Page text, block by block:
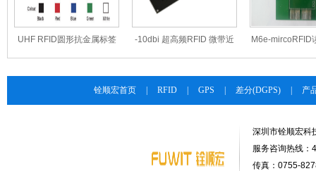
UHF RFID圆形抗金属标签
-10dbi 超高频RFID 微带近
M6e-mircoRFID
铨顺宏首页 RFID GPS 差分(DGPS) 产
深圳市铨顺宏科
服务咨询热线
传真：0755-